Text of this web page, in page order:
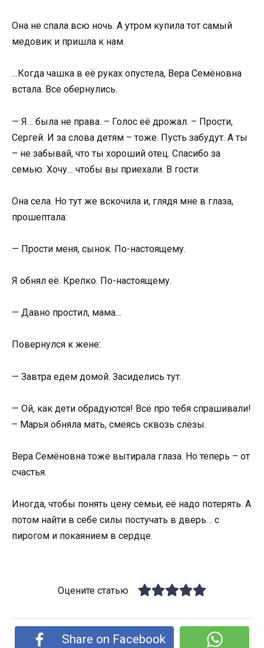
Она не спала всю ночь. А утром купила тот самый
медовик и пришла к нам.
…Когда чашка в её руках опустела, Вера Семёновна
встала. Все обернулись.
— Я… была не права. – Голос её дрожал. – Прости,
Сергей. И за слова детям – тоже. Пусть забудут. А ты
– не забывай, что ты хороший отец. Спасибо за
семью. Хочу… чтобы вы приехали. В гости.
Она села. Но тут же вскочила и, глядя мне в глаза,
прошептала:
— Прости меня, сынок. По-настоящему.
Я обнял её. Крепко. По-настоящему.
— Давно простил, мама…
Повернулся к жене:
— Завтра едем домой. Засиделись тут.
— Ой, как дети обрадуются! Всё про тебя спрашивали!
– Марья обняла мать, смеясь сквозь слёзы.
Вера Семёновна тоже вытирала глаза. Но теперь – от
счастья.
Иногда, чтобы понять цену семьи, её надо потерять. А
потом найти в себе силы постучать в дверь… с
пирогом и покаянием в сердце.
Оцените статью
Share on Facebook